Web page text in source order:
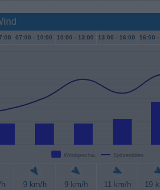
07:00 - 10:00 10:00 - 13:00 13:00 - 16:00 16:00 -
Windgeschw. Spitzenböen
9 km/h 9 km/h 11 km/h
19